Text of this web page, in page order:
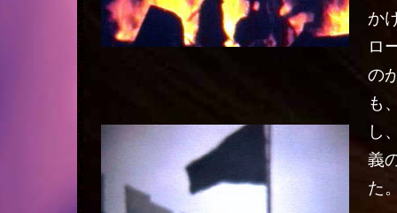
か
ロ
の
も
し
義
た